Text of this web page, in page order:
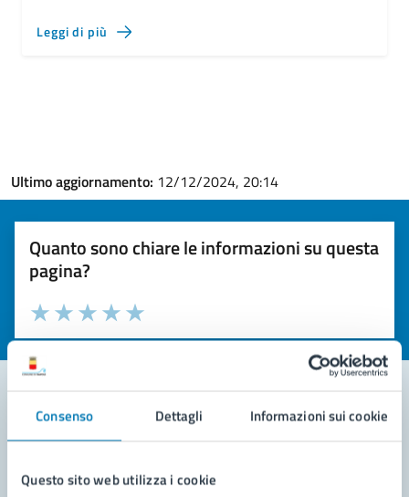
Consenso Dettagli Informazioni sui cookie
Questo sito web utilizza i cookie
Leggi di più
Ultimo aggiornamento: 12/12/2024, 20:14
Quanto sono chiare le informazioni su questa
pagina?
Valuta la chiarezza delle informazioni (da 1 a 5 stelle)
Seleziona il numero di stelle per valutare la chiarezza delle
Valuta 5 stelle su 5
Valuta 4 stelle su 5
Valuta 3 stelle su 5
Valuta 2 stelle su 5
Valuta 1 stelle su 5
Contatta il comune
Leggi le domande frequenti